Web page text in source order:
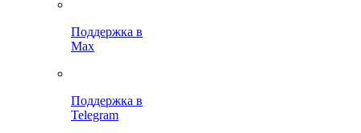
Поддержка в
Max
Поддержка в
Telegram